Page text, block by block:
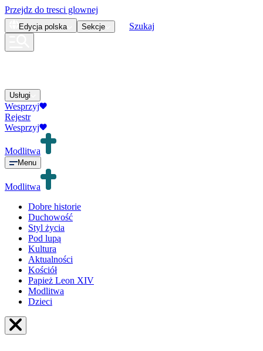
Przejdz do tresci glownej
Edycja polska Sekcje Szukaj
Usługi
Wesprzyj
Rejestr
Wesprzyj
Modlitwa
Menu
Modlitwa
Dobre historie
Duchowość
Styl życia
Pod lupą
Kultura
Aktualności
Kościół
Papież Leon XIV
Modlitwa
Dzieci